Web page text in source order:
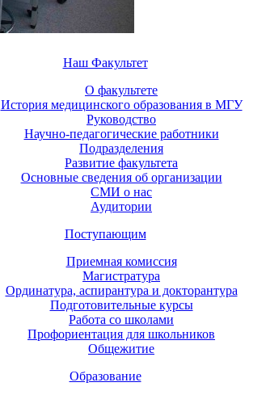
Наш Факультет
О факультете
История медицинского образования в МГУ
Руководство
Научно-педагогические работники
Подразделения
Развитие факультета
Основные сведения об организации
СМИ о нас
Аудитории
Поступающим
Приемная комиссия
Магистратура
Ординатура, аспирантура и докторантура
Подготовительные курсы
Работа со школами
Профориентация для школьников
Общежитие
Образование